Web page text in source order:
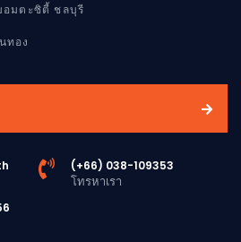
มตะซิตี้ ชลบุรี
ทอง
(+66) 038-109353
โทรหาเรา